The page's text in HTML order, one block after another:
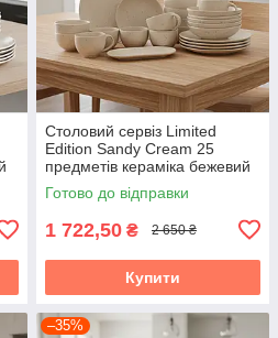
Столовий сервіз Limited
Edition Sandy Cream 25
предметів кераміка бежевий
Готово до відправки
1 722,50 ₴ 2 650 ₴
Купити
–35%